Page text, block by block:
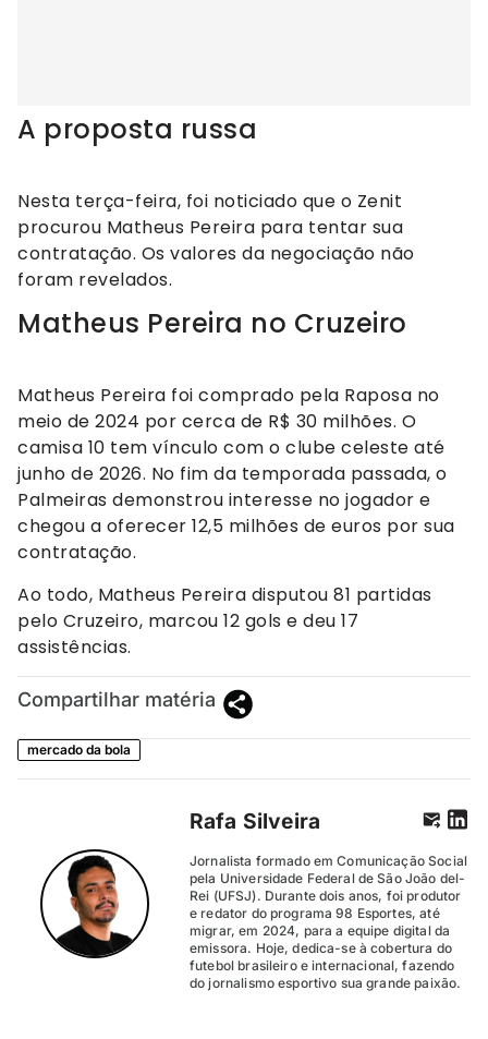
A proposta russa
Nesta terça-feira, foi noticiado que o Zenit
procurou Matheus Pereira para tentar sua
contratação. Os valores da negociação não
foram revelados.
Matheus Pereira no Cruzeiro
Matheus Pereira foi comprado pela Raposa no
meio de 2024 por cerca de R$ 30 milhões. O
camisa 10 tem vínculo com o clube celeste até
junho de 2026. No fim da temporada passada, o
Palmeiras demonstrou interesse no jogador e
chegou a oferecer 12,5 milhões de euros por sua
contratação.
Ao todo, Matheus Pereira disputou 81 partidas
pelo Cruzeiro, marcou 12 gols e deu 17
assistências.
Compartilhar matéria
mercado da bola
Rafa Silveira
Jornalista formado em Comunicação Social
pela Universidade Federal de São João del-
Rei (UFSJ). Durante dois anos, foi produtor
e redator do programa 98 Esportes, até
migrar, em 2024, para a equipe digital da
emissora. Hoje, dedica-se à cobertura do
futebol brasileiro e internacional, fazendo
do jornalismo esportivo sua grande paixão.